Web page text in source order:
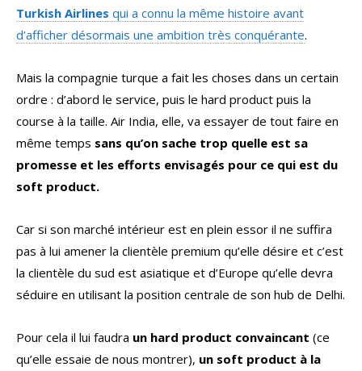
Turkish Airlines qui a connu la même histoire avant
d’afficher désormais une ambition très conquérante.
Mais la compagnie turque a fait les choses dans un certain
ordre : d’abord le service, puis le hard product puis la
course à la taille. Air India, elle, va essayer de tout faire en
même temps sans qu’on sache trop quelle est sa
promesse et les efforts envisagés pour ce qui est du
soft product.
Car si son marché intérieur est en plein essor il ne suffira
pas à lui amener la clientèle premium qu’elle désire et c’est
la clientèle du sud est asiatique et d’Europe qu’elle devra
séduire en utilisant la position centrale de son hub de Delhi.
Pour cela il lui faudra un hard product convaincant (ce
qu’elle essaie de nous montrer), un soft product à la